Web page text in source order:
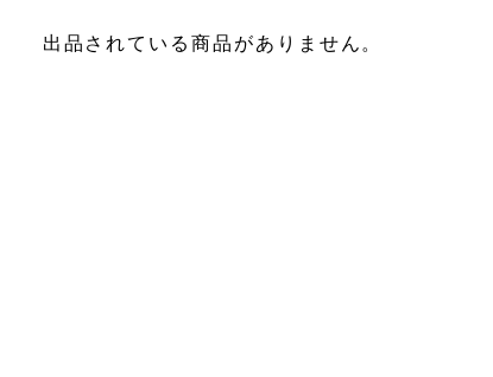
出品されている商品がありません。